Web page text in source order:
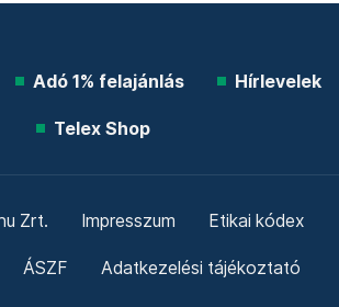
Adó 1% felajánlás Hírlevelek
Telex Shop
Zrt. Impresszum Etikai kódex
ÁSZF Adatkezelési tájékoztató